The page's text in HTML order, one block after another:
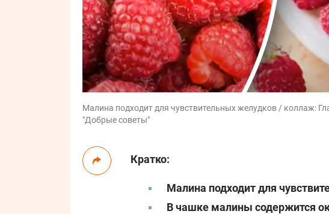
Малина подходит для чувствительных желудков / коллаж:
"Добрые советы"
Кратко:
Малина подходит для
В чашке малины содержится